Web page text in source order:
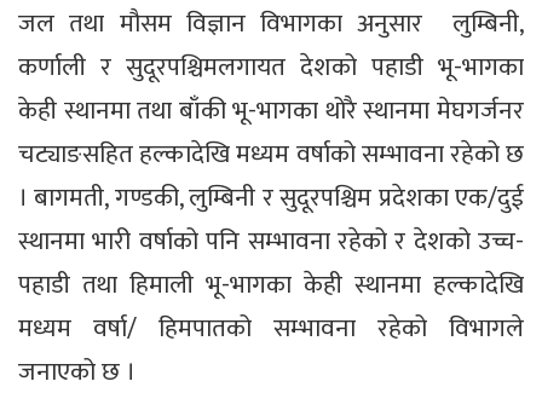
जल तथा मौसम विज्ञान विभागका अनुसार लुम्बिनी,
कर्णाली र सुदूरपश्चिमलगायत देशको पहाडी भू-भागका
केही स्थानमा तथा बाँकी भू-भागका थोरै स्थानमा मेघगर्जनर
चट्याङसहित हल्कादेखि मध्यम वर्षाको सम्भावना रहेको छ
। बागमती, गण्डकी, लुम्बिनी र सुदूरपश्चिम प्रदेशका एक/दुई
स्थानमा भारी वर्षाको पनि सम्भावना रहेको र देशको उच्च-
पहाडी तथा हिमाली भू-भागका केही स्थानमा हल्कादेखि
मध्यम वर्षा/ हिमपातको सम्भावना रहेको विभागले
जनाएको छ ।